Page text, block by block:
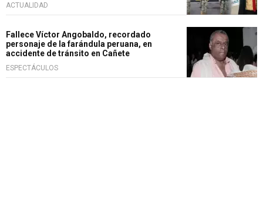
ACTUALIDAD
Fallece Víctor Angobaldo, recordado
personaje de la farándula peruana, en
accidente de tránsito en Cañete
ESPECTÁCULOS